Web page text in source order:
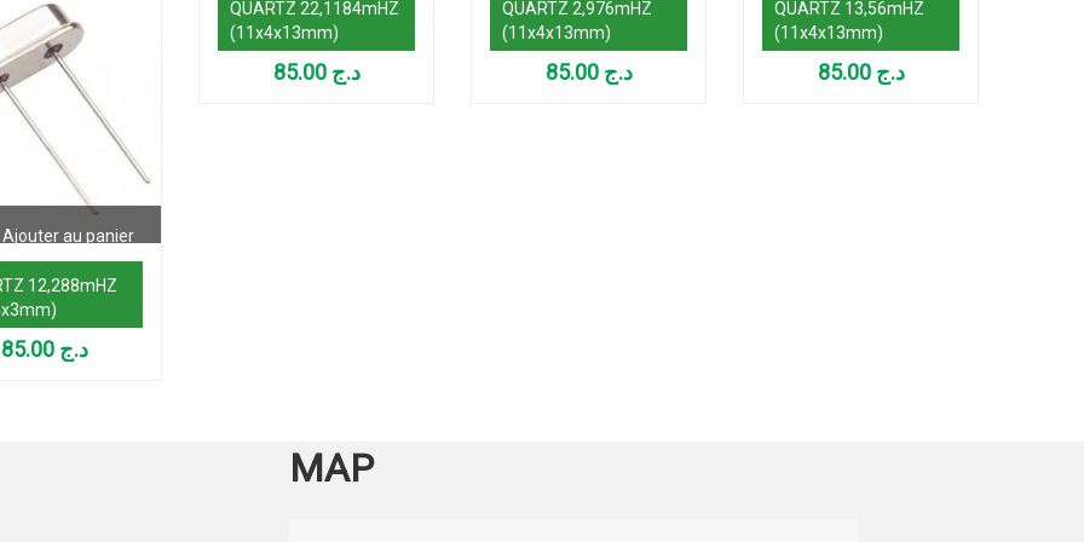
Ajouter au panier
12,288mHZ
د.ج 85.00
QUARTZ 22,1184mHZ
(11x4x13mm)
د.ج 85.00
QUARTZ 2,976mHZ
(11x4x13mm)
د.ج 85.00
QUARTZ 13,56mHZ
(11x4x13mm)
د.ج 85.00
MAP